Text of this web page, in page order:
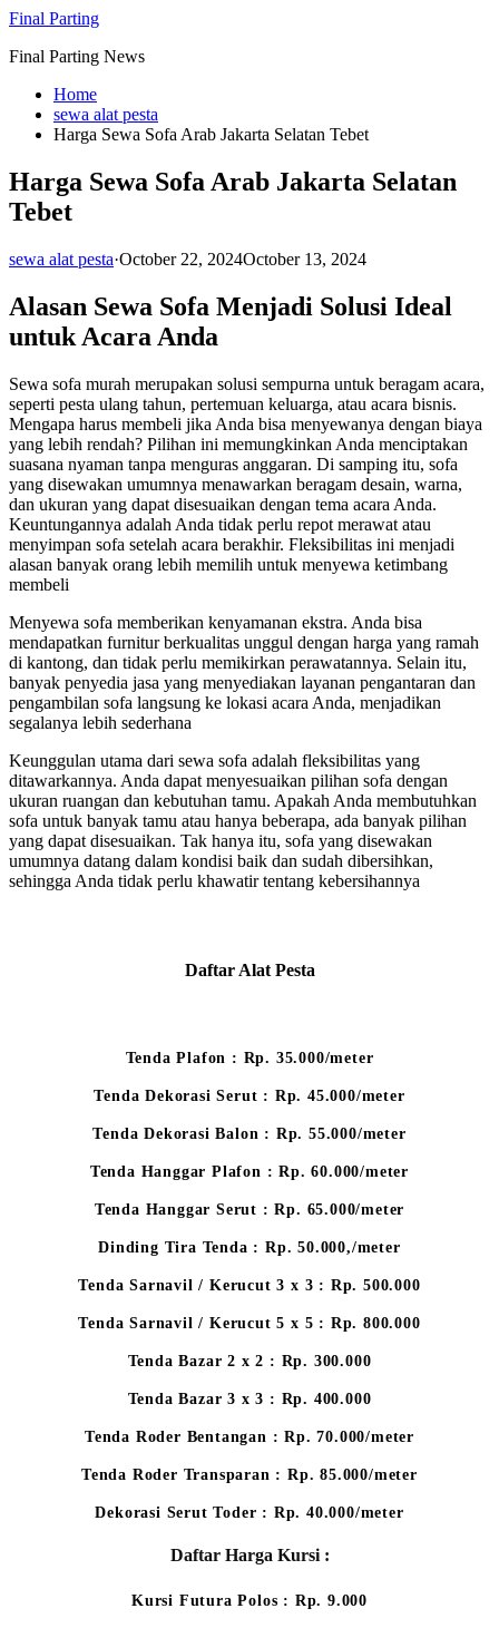
Skip
content
Final Parting
Final Parting News
Home
sewa alat pesta
Harga Sewa Sofa Arab Jakarta Selatan Tebet
Harga Sewa Sofa Arab Jakarta Selatan
Tebet
sewa alat pesta·October 22, 2024October 13, 2024
Alasan Sewa Sofa Menjadi Solusi Ideal
untuk Acara Anda
Sewa sofa murah merupakan solusi sempurna untuk beragam acara,
seperti pesta ulang tahun, pertemuan keluarga, atau acara bisnis.
Mengapa harus membeli jika Anda bisa menyewanya dengan biaya
yang lebih rendah? Pilihan ini memungkinkan Anda menciptakan
suasana nyaman tanpa menguras anggaran. Di samping itu, sofa
yang disewakan umumnya menawarkan beragam desain, warna,
dan ukuran yang dapat disesuaikan dengan tema acara Anda.
Keuntungannya adalah Anda tidak perlu repot merawat atau
menyimpan sofa setelah acara berakhir. Fleksibilitas ini menjadi
alasan banyak orang lebih memilih untuk menyewa ketimbang
membeli
Menyewa sofa memberikan kenyamanan ekstra. Anda bisa
mendapatkan furnitur berkualitas unggul dengan harga yang ramah
di kantong, dan tidak perlu memikirkan perawatannya. Selain itu,
banyak penyedia jasa yang menyediakan layanan pengantaran dan
pengambilan sofa langsung ke lokasi acara Anda, menjadikan
segalanya lebih sederhana
Keunggulan utama dari sewa sofa adalah fleksibilitas yang
ditawarkannya. Anda dapat menyesuaikan pilihan sofa dengan
ukuran ruangan dan kebutuhan tamu. Apakah Anda membutuhkan
sofa untuk banyak tamu atau hanya beberapa, ada banyak pilihan
yang dapat disesuaikan. Tak hanya itu, sofa yang disewakan
umumnya datang dalam kondisi baik dan sudah dibersihkan,
sehingga Anda tidak perlu khawatir tentang kebersihannya
Daftar Alat Pesta
Tenda Plafon : Rp. 35.000/meter
Tenda Dekorasi Serut : Rp. 45.000/meter
Tenda Dekorasi Balon : Rp. 55.000/meter
Tenda Hanggar Plafon : Rp. 60.000/meter
Tenda Hanggar Serut : Rp. 65.000/meter
Dinding Tira Tenda : Rp. 50.000,/meter
Tenda Sarnavil / Kerucut 3 x 3 : Rp. 500.000
Tenda Sarnavil / Kerucut 5 x 5 : Rp. 800.000
Tenda Bazar 2 x 2 : Rp. 300.000
Tenda Bazar 3 x 3 : Rp. 400.000
Tenda Roder Bentangan : Rp. 70.000/meter
Tenda Roder Transparan : Rp. 85.000/meter
Dekorasi Serut Toder : Rp. 40.000/meter
Daftar Harga Kursi :
Kursi Futura Polos : Rp. 9.000